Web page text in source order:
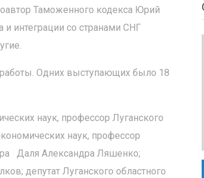
Таможенного кодекса Юрий
интеграции со странами СНГ
Одних выступающих было 18
наук, профессор Луганского
наук, профессор
Даля Александра Ляшенко;
депутат Луганского областного